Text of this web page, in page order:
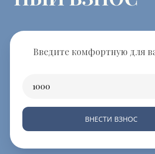
Введите комфортную для
ВНЕСТИ ВЗНОС